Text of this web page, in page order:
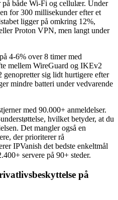
både Wi-Fi og cellulær. Under
for 300 millisekunder efter et
ligger på omkring 12%,
Proton VPN, men langt under
4-6% over 8 timer med
mellem WireGuard og IKEv2
sig lidt hurtigere efter
mindre batteri under vedvarende
med 90.000+ anmeldelser.
hvilket betyder, at du
Det mangler også en
der prioriterer rå
IPVanish det bedste enkeltmål
servere på 90+ steder.
på